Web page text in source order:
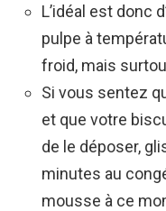
L’idéal est donc
pulpe à
froid, mais
Si vous sentez
et que votre
de le déposer,
minutes au
mousse à ce